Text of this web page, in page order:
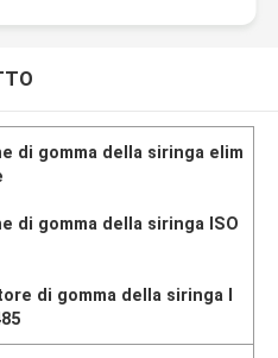
di gomma della siringa elim
di gomma della siringa ISO
di gomma della siringa I